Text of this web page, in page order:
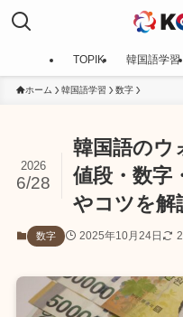
TOPIK 韓国語学習
ホーム 韓国語学習 数字
韓国語のウ
値段・数字
やコツを解
2026
6/28
数字 2025年10月24日